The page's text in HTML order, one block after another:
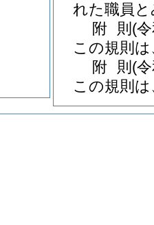
れた職員
附 則 (
この規則
附 則 (
この規則